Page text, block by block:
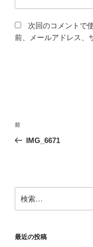
次回のコメントで
前、メールアドレス、
投
ナ
ー
シ
前
の
前
IMG_6671
索:
最近の投稿